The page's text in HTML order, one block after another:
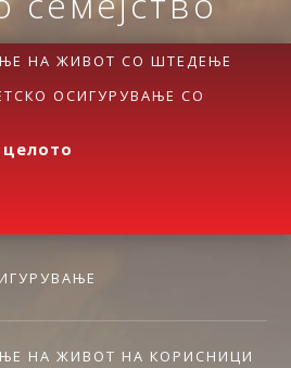
НА ЖИВОТ СО ШТЕДЕЊЕ
ОСИГУРУВАЊЕ СО
НА ЖИВОТ НА КОРИСНИЦИ